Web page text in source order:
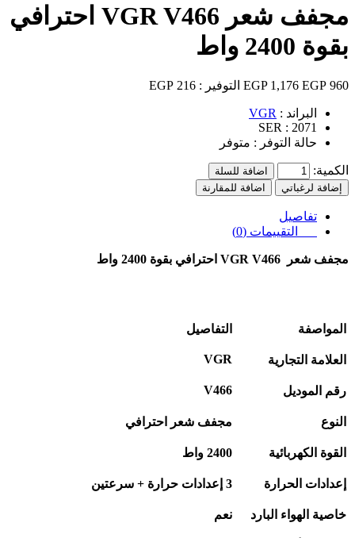
مجفف شعر VGR V466 احترافي
بقوة 2400 واط
960 EGP
1,176 EGP التوفير : 216 EGP
البراند : VGR
SER : 2071
حالة التوفر : متوفر
الكمية:
اضافة للسلة
إضافة لرغباتي
اضافة للمقارنة
تفاصيل
التقييمات (0)
مجفف شعر VGR V466 احترافي بقوة 2400 واط
المواصفة التفاصيل
العلامة التجارية VGR
رقم الموديل V466
النوع مجفف شعر احترافي
القوة الكهربائية 2400 واط
إعدادات الحرارة 3 إعدادات حرارة + سرعتين
خاصية الهواء البارد نعم